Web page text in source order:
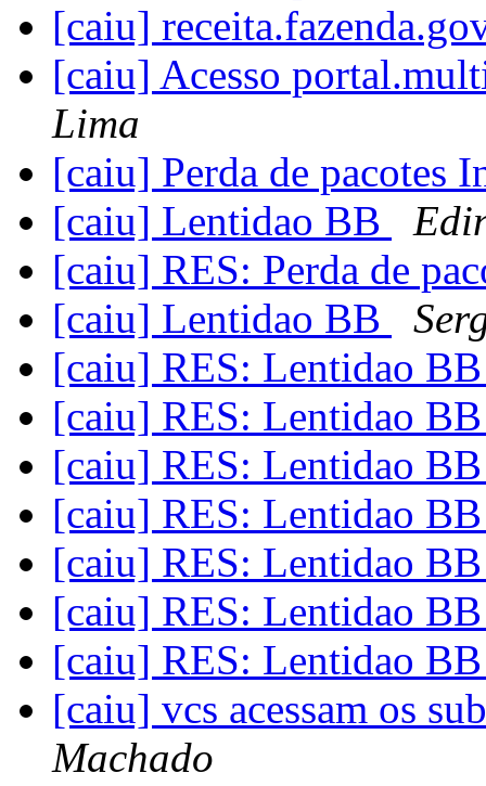
[caiu]
[caiu] Acesso
Lima
[caiu] Perda de pacotes
[caiu] Lentidao BB
[caiu] RES: Perda de
[caiu] Lentidao BB
[caiu] RES: Lentidao
[caiu] RES: Lentidao
[caiu] RES: Lentidao
[caiu] RES: Lentidao
[caiu] RES: Lentidao
[caiu] RES: Lentidao
[caiu] RES: Lentidao
[caiu] vcs acessam os
Machado